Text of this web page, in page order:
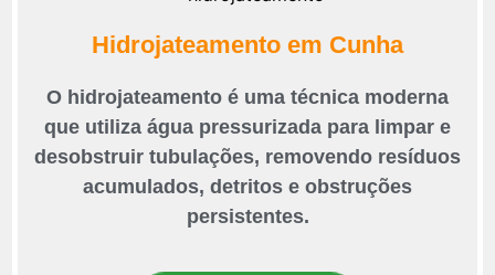
Hidrojateamento em Cunha
O hidrojateamento é uma técnica moderna
que utiliza água pressurizada para limpar e
desobstruir tubulações, removendo resíduos
acumulados, detritos e obstruções
persistentes.